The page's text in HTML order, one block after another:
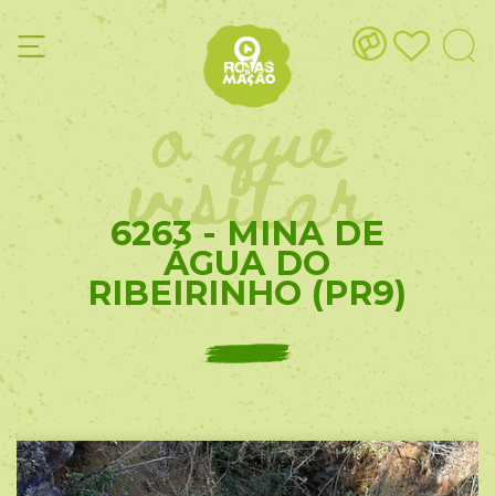
o que
visitar
6263 - MINA DE
ÁGUA DO
RIBEIRINHO (PR9)